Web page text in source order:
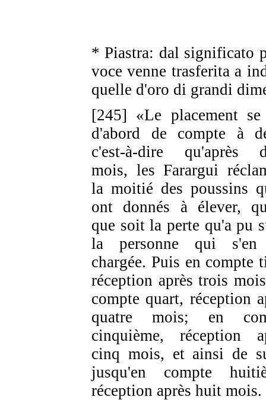
* Piastra: dal significato
voce venne trasferita a
quelle d'oro di grandi
[245] «Le placement
d'abord de compte à
c'est-à-dire qu'après
mois, les Farargui
la moitié des poussins
ont donnés à élever,
que soit la perte qu'a pu
la personne qui s'en
chargée. Puis en compte
réception après trois
compte quart, réception
quatre mois; en
cinquième, réception
cinq mois, et ainsi de
jusqu'en compte
réception après huit mois.